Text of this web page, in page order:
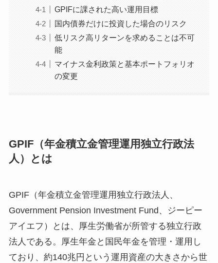
GPIFに課された高い運用目標
国内債券だけに投資した場合のリスク
低リスク高リターンを求めることは不可
能
マイナス金利政策と基本ポートフォリオ
の変更
GPIF（年金積立金管理運用独立行政法
人）とは
GPIF（年金積立金管理運用独立行政法人、
Government Pension Investment Fund、ジーピー
アイエフ）とは、厚生労働省が所管する独立行政
法人である。厚生年金と国民年金を管理・運用し
ており、約140兆円という運用資産の大きさから世